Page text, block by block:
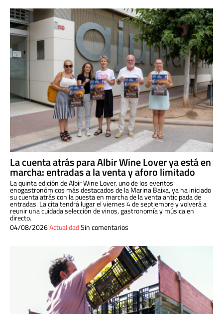
La cuenta atrás para Albir Wine Lover ya está en
marcha: entradas a la venta y aforo limitado
La quinta edición de Albir Wine Lover, uno de los eventos
enogastronómicos más destacados de la Marina Baixa, ya ha iniciado
su cuenta atrás con la puesta en marcha de la venta anticipada de
entradas. La cita tendrá lugar el viernes 4 de septiembre y volverá a
reunir una cuidada selección de vinos, gastronomía y música en
directo.
04/08/2026ActualidadSin comentarios